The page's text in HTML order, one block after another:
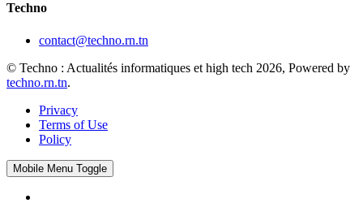
Techno
contact@techno.rn.tn
© Techno : Actualités informatiques et high tech 2026, Powered by
techno.rn.tn.
Privacy
Terms of Use
Policy
Mobile Menu Toggle